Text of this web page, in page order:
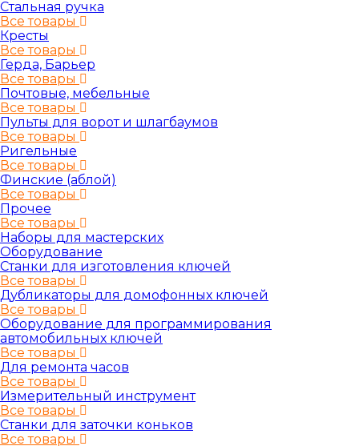
Стальная ручка
Все товары
Кресты
Все товары
Герда, Барьер
Все товары
Почтовые, мебельные
Все товары
Пульты для ворот и шлагбаумов
Все товары
Ригельные
Все товары
Финские (аблой)
Все товары
Прочее
Все товары
Наборы для мастерских
Оборудование
Станки для изготовления ключей
Все товары
Дубликаторы для домофонных ключей
Все товары
Оборудование для программирования
автомобильных ключей
Все товары
Для ремонта часов
Все товары
Измерительный инструмент
Все товары
Станки для заточки коньков
Все товары